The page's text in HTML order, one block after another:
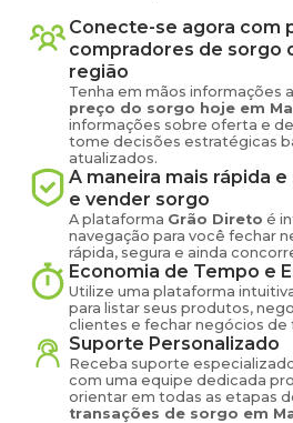
Conecte-se agora com
compradores de sorgo
região
Tenha em mãos informações
preço do sorgo hoje em
informações sobre oferta e
tome decisões estratégicas
atualizados.
A maneira mais rápida
e vender sorgo
A plataforma Grão Direto é
navegação para você fechar
rápida, segura e ainda
Economia de Tempo e
Utilize uma plataforma
para listar seus produtos,
clientes e fechar negócios de
Suporte Personalizado
Receba suporte
com uma equipe dedicada
orientar em todas as etapas
transações de sorgo em